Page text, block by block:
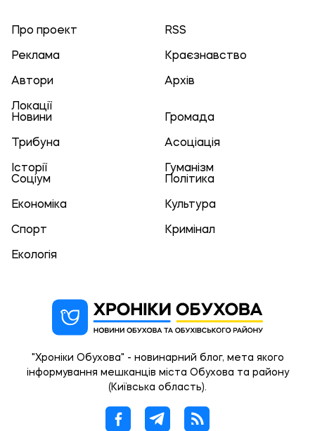
Про проект RSS
Реклама Краєзнавство
Автори Архів
Локації
Новини
Громада
Трибуна Асоціація
Історії
Гуманізм
Соціум
Політика
Економіка Культура
Спорт Кримінал
Екологія
"Хроніки Обухова" - новинарний блог, мета якого
інформування мешканців міста Обухова та району
(Київська область).